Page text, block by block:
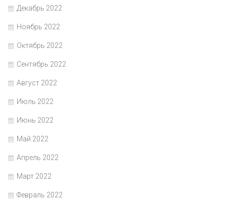
Декабрь 2022
Ноябрь 2022
Октябрь 2022
Сентябрь 2022
Август 2022
Июль 2022
Июнь 2022
Май 2022
Апрель 2022
Март 2022
Февраль 2022